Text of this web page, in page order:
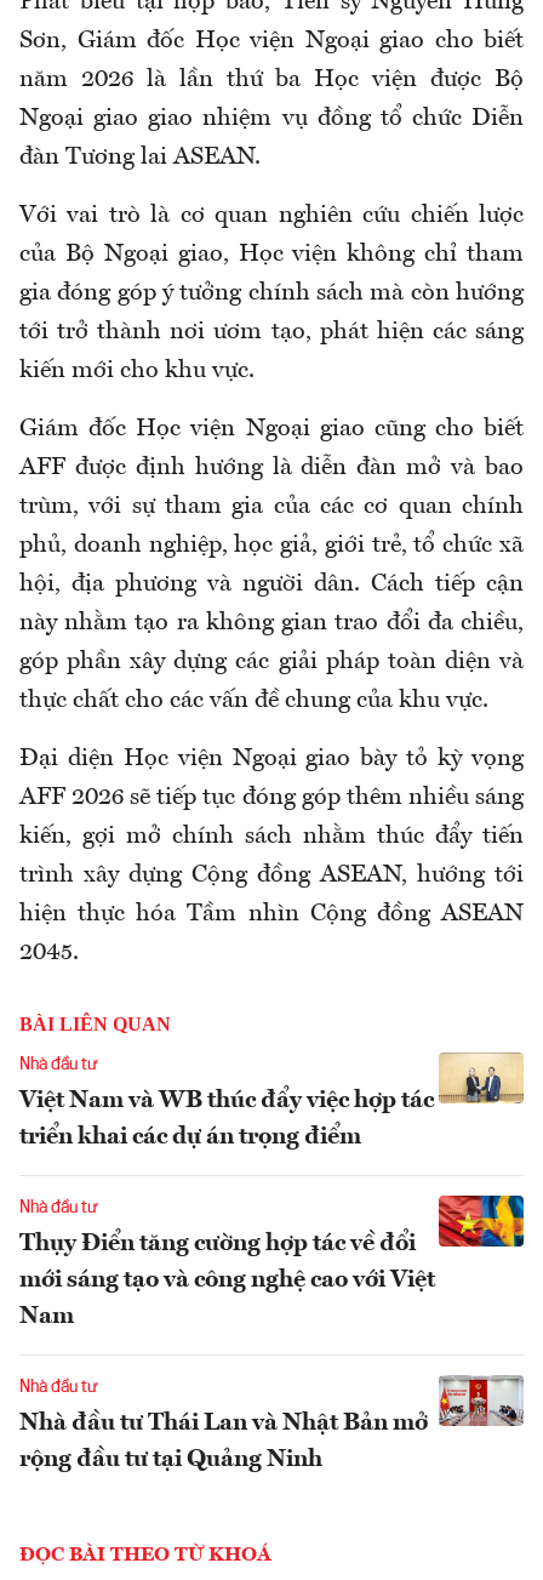
Sơn, Giám đốc Học viện Ngoại giao cho biết
năm 2026 là lần thứ ba Học viện được Bộ
Ngoại giao giao nhiệm vụ đồng tổ chức Diễn
đàn Tương lai ASEAN.
Với vai trò là cơ quan nghiên cứu chiến lược
của Bộ Ngoại giao, Học viện không chỉ tham
gia đóng góp ý tưởng chính sách mà còn hướng
tới trở thành nơi ươm tạo, phát hiện các sáng
kiến mới cho khu vực.
Giám đốc Học viện Ngoại giao cũng cho biết
AFF được định hướng là diễn đàn mở và bao
trùm, với sự tham gia của các cơ quan chính
phủ, doanh nghiệp, học giả, giới trẻ, tổ chức xã
hội, địa phương và người dân. Cách tiếp cận
này nhằm tạo ra không gian trao đổi đa chiều,
góp phần xây dựng các giải pháp toàn diện và
thực chất cho các vấn đề chung của khu vực.
Đại diện Học viện Ngoại giao bày tỏ kỳ vọng
AFF 2026 sẽ tiếp tục đóng góp thêm nhiều sáng
kiến, gợi mở chính sách nhằm thúc đẩy tiến
trình xây dựng Cộng đồng ASEAN, hướng tới
hiện thực hóa Tầm nhìn Cộng đồng ASEAN
2045.
BÀI LIÊN QUAN
Nhà đầu tư
Việt Nam và WB thúc đẩy việc hợp tác
triển khai các dự án trọng điểm
Nhà đầu tư
Thụy Điển tăng cường hợp tác về đổi
mới sáng tạo và công nghệ cao với Việt
Nam
Nhà đầu tư
Nhà đầu tư Thái Lan và Nhật Bản mở
rộng đầu tư tại Quảng Ninh
ĐỌC BÀI THEO TỪ KHOÁ